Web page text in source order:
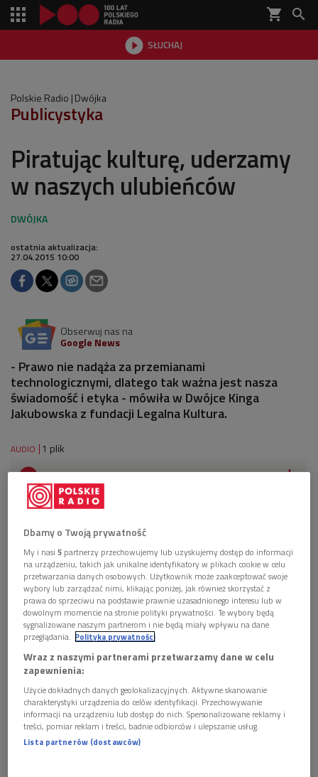
shopping_cart 
 SŁUCHAJ

Polskie Radio Dwójka
Publicystyka
Piratując kulturę, uderzamy
w naszych ulubieńców
ostatnia aktualizacja:
27.04.2015 10:00
Obserwuj nas na
Google News
- Prawo nie nadąża za przemianami
technologicznymi, dlatego tak ważna jest nasza
świadomość i etyka - mówiła w Dwójce Kinga
Jakubowska z fundacji Legalna Kultura.
AUDIO 1 plik
 13'24 
Kinga Jakubowska o legalnym korzystaniu z
Legalne korzystanie z kultury jest coraz tańsze. Wiele utworów jest
dostępnych w internecie za symboliczną złotówkę
Dbamy o Twoją prywatność
My i nasi5 partnerzy przechowujemy lub uzyskujemy dostęp do informacji
na urządzeniu, takich jak unikalne identyfikatory w plikach cookie w celu
przetwarzania danych osobowych. Użytkownik może zaakceptować swoje
wybory lub zarządzać nimi, klikając poniżej, jak również skorzystać z
prawa do sprzeciwu na podstawie prawnie uzasadnionego interesu lub w
dowolnym momencie na stronie polityki prywatności. Te wybory będą
sygnalizowane naszym partnerom i nie będą miały wpływu na dane
przeglądania. Polityka prywatności
Wraz z naszymi partnerami przetwarzamy dane w celu
zapewnienia:
Użycie dokładnych danych geolokalizacyjnych. Aktywne skanowanie
charakterystyki urządzenia do celów identyfikacji. Przechowywanie
informacji na urządzeniu lub dostęp do nich. Spersonalizowane reklamy i
treści, pomiar reklam i treści, badnie odbiorców i ulepszanie usług.
Lista partnerów (dostawców)